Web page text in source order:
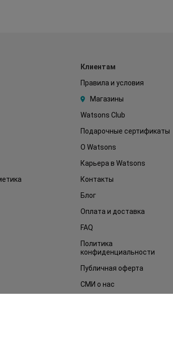
Клиентам
Правила и условия
Магазины
Watsons Club
Подарочные сертификаты
О Watsons
Карьера в Watsons
Контакты
Блог
Оплата и доставка
FAQ
Политика
конфиденциальности
Публичная оферта
СМИ о нас